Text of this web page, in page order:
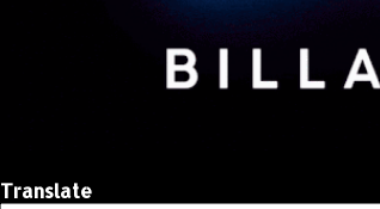
Translate